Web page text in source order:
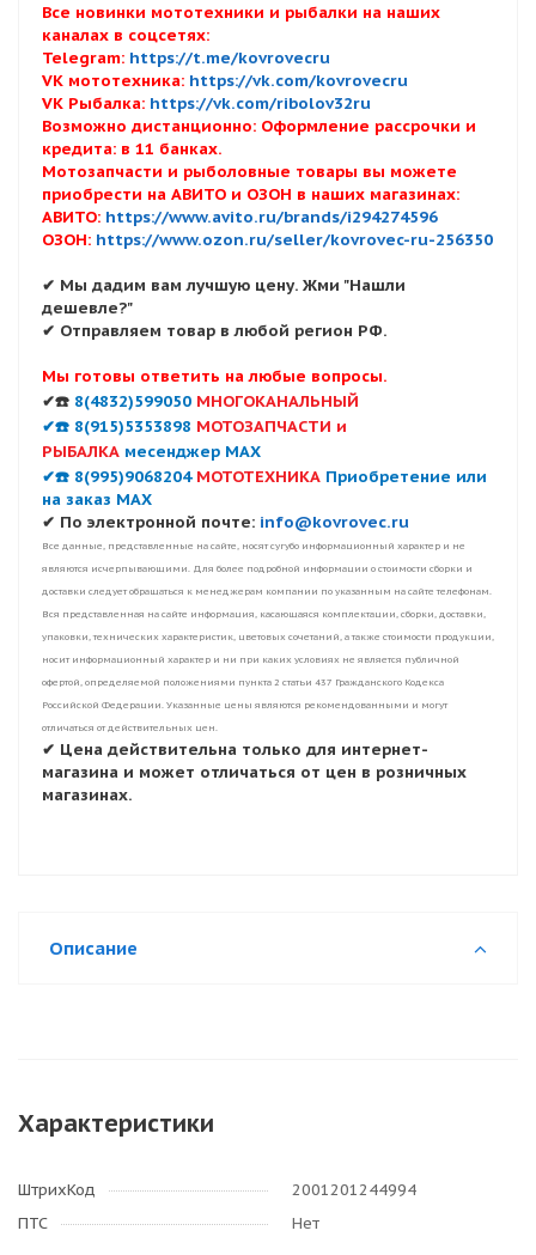
Все новинки мототехники и рыбалки на наших
каналах в соцсетях:
Telegram: https://t.me/kovrovecru
VK мототехника: https://vk.com/kovrovecru
VK Рыбалка: https://vk.com/ribolov32ru
Возможно дистанционно: Оформление рассрочки и
кредита: в 11 банках.
Мотозапчасти и рыболовные товары вы можете
приобрести на АВИТО и ОЗОН в наших магазинах:
АВИТО: https://www.avito.ru/brands/i294274596
ОЗОН: https://www.ozon.ru/seller/kovrovec-ru-256350
✔ Мы дадим вам лучшую цену. Жми "Нашли
дешевле?"
✔ Отправляем товар в любой регион РФ.
Мы готовы ответить на любые вопросы.
✔☎️ 8(4832)599050 МНОГОКАНАЛЬНЫЙ
✔☎️ 8(915)5353898 МОТОЗАПЧАСТИ и
РЫБАЛКА месенджер MAX
✔☎️ 8(995)9068204 МОТОТЕХНИКА Приобретение или
на заказ MAX
✔ По электронной почте: info@kovrovec.ru
Все данные, представленные на сайте, носят сугубо информационный характер и не
являются исчерпывающими. Для более подробной информации о стоимости сборки и
доставки следует обращаться к менеджерам компании по указанным на сайте телефонам.
Вся представленная на сайте информация, касающаяся комплектации, сборки, доставки,
упаковки, технических характеристик, цветовых сочетаний, а также стоимости продукции,
носит информационный характер и ни при каких условиях не является публичной
офертой, определяемой положениями пункта 2 статьи 437 Гражданского Кодекса
Российской Федерации. Указанные цены являются рекомендованными и могут
отличаться от действительных цен.
✔ Цена действительна только для интернет-
магазина и может отличаться от цен в розничных
магазинах.
Описание
Характеристики
ШтрихКод
2001201244994
ПТС
Нет